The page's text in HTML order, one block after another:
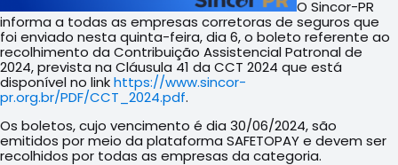
O Sincor-PR
informa a todas as empresas corretoras de seguros que
foi enviado nesta quinta-feira, dia 6, o boleto referente ao
recolhimento da Contribuição Assistencial Patronal de
2024, prevista na Cláusula 41 da CCT 2024 que está
disponível no linkhttps://www.sincor-
pr.org.br/PDF/CCT_2024.pdf.
Os boletos, cujo vencimento é dia 30/06/2024, são
emitidos por meio da plataforma SAFETOPAY e devem ser
recolhidos por todas as empresas da categoria.